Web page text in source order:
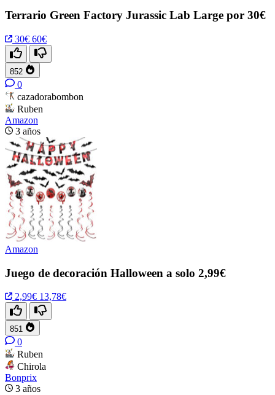
Terrario Green Factory Jurassic Lab Large por 30€
30€ 60€
852
0
cazadorabombon
Ruben
Amazon
3 años
Amazon
Juego de decoración Halloween a solo 2,99€
2,99€ 13,78€
851
0
Ruben
Chirola
Bonprix
3 años